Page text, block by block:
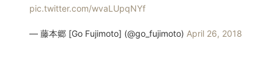
pic.twitter.com/wvaLUpqNYf
— 藤本郷 [Go Fujimoto] (@go_fujimoto) April 26, 2018